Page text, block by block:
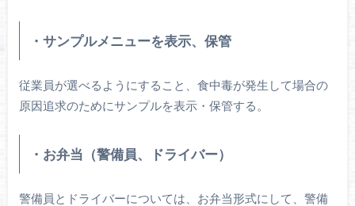
・サンプルメニューを表示、保管
従業員が選べるようにすること、食中毒が発生して場合の
原因追求のためにサンプルを表示・保管する。
・お弁当（警備員、ドライバー）
警備員とドライバーについては、お弁当形式にして、警備